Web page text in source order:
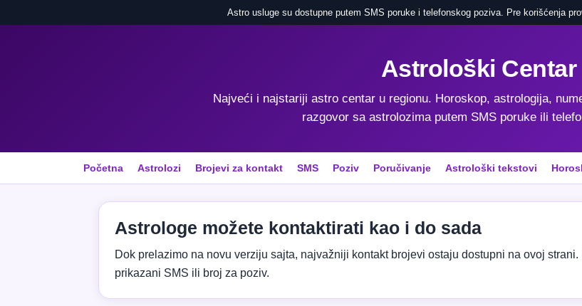
Astro usluge su dostupne putem SMS poruke i telefonskog poziva. Pre korišćenja
Astrološki Centar
Najveći i najstariji astro centar u regionu. Horoskop, astrologija,
razgovor sa astrolozima putem SMS poruke ili
Početna Astrolozi Brojevi za kontakt SMS Poziv Poručivanje Astrološki tekstovi
Astrologe možete kontaktirati kao i do sada
Dok prelazimo na novu verziju sajta, najvažniji kontakt brojevi ostaju dostupni na ovoj
prikazani SMS ili broj za poziv.